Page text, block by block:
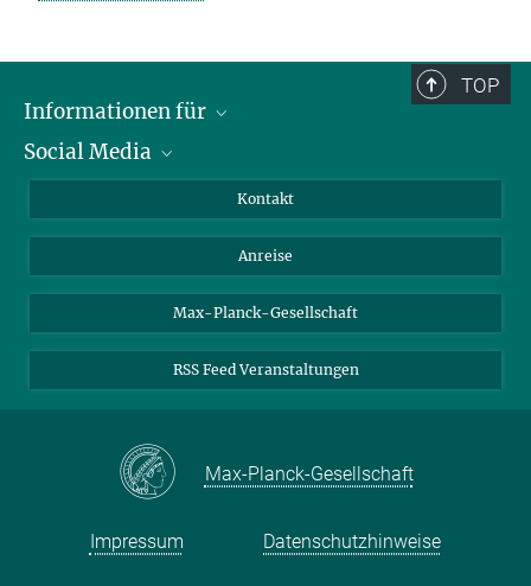
TOP
Informationen für
Wissenschaftlerinnen und Wissenschaftler
Bewerberinnen und Bewerber
Medienvertreter
Schülerinnen und Schüler
Social Media
YouTube
Mastodon
Kontakt
Anreise
Max-Planck-Gesellschaft
RSS Feed Veranstaltungen
Max-Planck-Gesellschaft
Impressum Datenschutzhinweise